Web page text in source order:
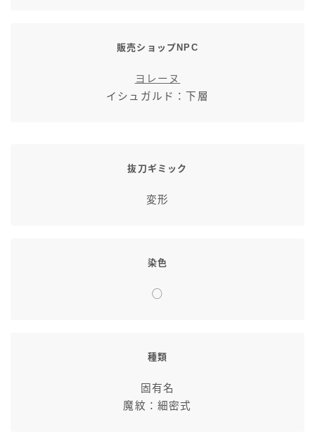
販売ショップNPC
ヨレーヌ
イシュガルド：下層
抜刀ギミック
変形
染色
◯
種類
固有名
魔紋：細密式